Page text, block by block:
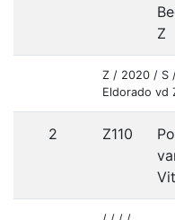
Z
Z / 2020 / S
Eldorado vd
2 Z110